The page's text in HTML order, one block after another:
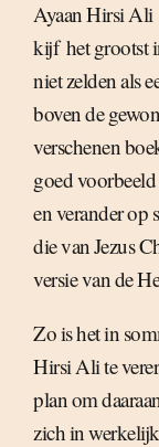
Ayaan Hirsi Ali
kijf  het
niet zelden als
boven de
verschenen
goed
en verander op
die van Jezus
versie van de
Zo is het in
Hirsi Ali te
plan om
zich in